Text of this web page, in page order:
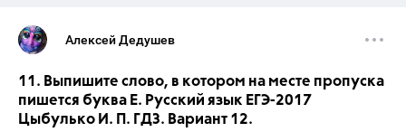
Алексей Дедушев
11. Выпишите слово, в котором на месте пропуска
пишется буква Е. Русский язык ЕГЭ-2017
Цыбулько И. П. ГДЗ. Вариант 12.